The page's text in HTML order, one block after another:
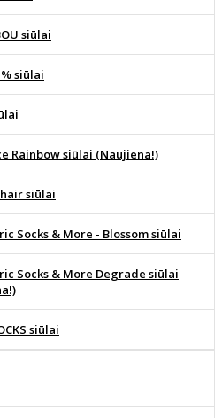
siūlai
siūlai
Rainbow siūlai (Naujiena!)
siūlai
Socks & More - Blossom siūlai
Socks & More Degrade siūlai
siūlai